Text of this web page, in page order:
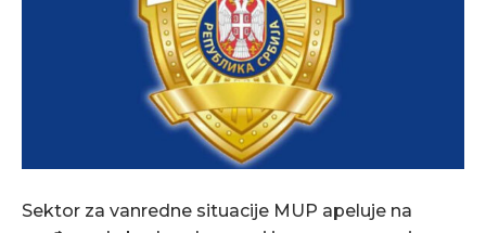
Sektor za vanredne situacije MUP apeluje na